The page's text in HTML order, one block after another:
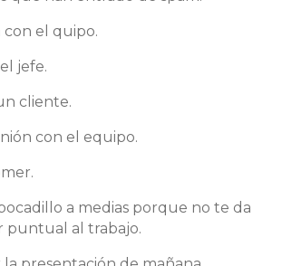
con el quipo.
jefe.
cliente.
con el equipo.
a medias porque no te da
puntual al trabajo.